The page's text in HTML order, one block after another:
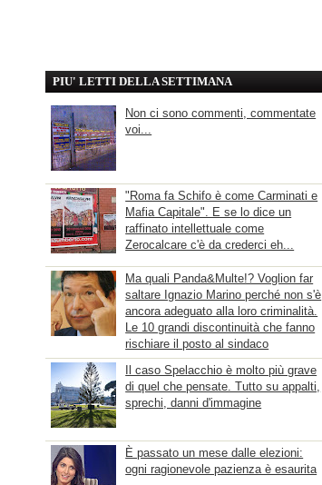
PIU' LETTI DELLA SETTIMANA
Non ci sono commenti, commentate
voi...
"Roma fa Schifo è come Carminati e
Mafia Capitale". E se lo dice un
raffinato intellettuale come
Zerocalcare c'è da crederci eh...
Ma quali Panda&Multe!? Voglion far
saltare Ignazio Marino perché non s'è
ancora adeguato alla loro criminalità.
Le 10 grandi discontinuità che fanno
rischiare il posto al sindaco
Il caso Spelacchio è molto più grave
di quel che pensate. Tutto su appalti,
sprechi, danni d'immagine
È passato un mese dalle elezioni:
ogni ragionevole pazienza è esaurita